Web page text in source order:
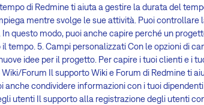
di Redmine ti aiuta a gestire la durata del
mentre svolge le sue attività. Puoi controllare
questo modo, puoi anche capire perché un
tempo. 5. Campi personalizzati Con le opzioni di
idee per il progetto. Per capire i tuoi clienti e i
Forum Il supporto Wiki e Forum di Redmine ti
anche condividere informazioni con i tuoi
utenti Il supporto alla registrazione degli utenti